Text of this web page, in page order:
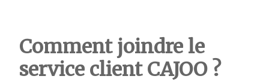
Comment joindre le
service client CAJOO ?